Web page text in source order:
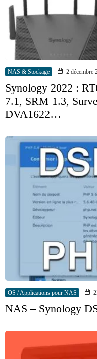
NAS & Stockage 2 décembre
Synology 2022 :
7.1, SRM 1.3,
DVA1622…
OS / Applications pour NAS
NAS – Synology